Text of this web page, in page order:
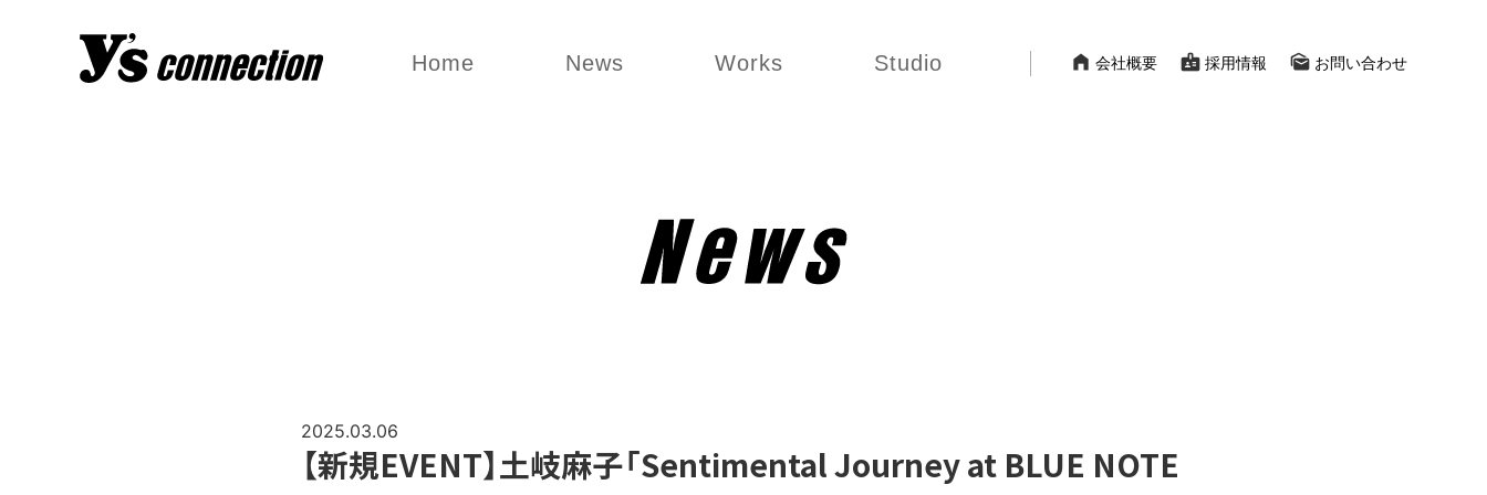
Home News Works Studio home_filled 会社概要 badge 採用情報 mark_as_unread お問い合わせ
2025.03.06
【新規EVENT】土岐麻子「Sentimental Journey at BLUE NOTE